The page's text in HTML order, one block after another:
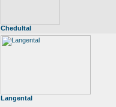
Chedultal
Langental